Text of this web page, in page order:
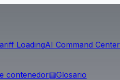
LoadingAI Command Center
contenedor▦Glosario